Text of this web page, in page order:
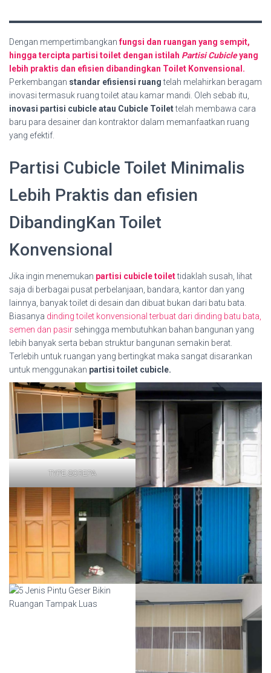
Dengan mempertimbangkanfungsi dan ruangan yang sempit,
hingga tercipta partisi toilet dengan istilah Partisi Cubicleyang
lebih praktis dan efisien dibandingkan Toilet Konvensional.
Perkembangan standar efisiensi ruangtelah melahirkan beragam
inovasi termasuk ruang toilet atau kamar mandi. Oleh sebab itu,
inovasi partisi cubicle atau Cubicle Toilettelah membawa cara
baru para desainer dan kontraktor dalam memanfaatkan ruang
yang efektif.
Partisi Cubicle Toilet Minimalis
Lebih Praktis dan efisien
DibandingKan Toilet
Konvensional
Jika ingin menemukan partisi cubicle toilettidaklah susah, lihat
saja di berbagai pusat perbelanjaan, bandara, kantor dan yang
lainnya, banyak toilet di desain dan dibuat bukan dari batu bata.
Biasanya dinding toilet konvensional terbuat dari dinding batu bata,
semen dan pasir sehingga membutuhkan bahan bangunan yang
lebih banyak serta beban struktur bangunan semakin berat.
Terlebih untuk ruangan yang bertingkat maka sangat disarankan
untuk menggunakan partisi toilet cubicle.
TYPE SOREPA